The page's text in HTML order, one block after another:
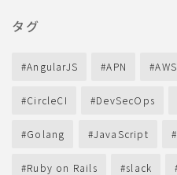
タグ
AngularJS APN AWS
CircleCI DevSecOps
Golang JavaScript
Ruby on Rails slack